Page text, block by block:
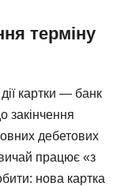
терміну
картки — банк
закінчення
дебетових
працює «з
нова картка